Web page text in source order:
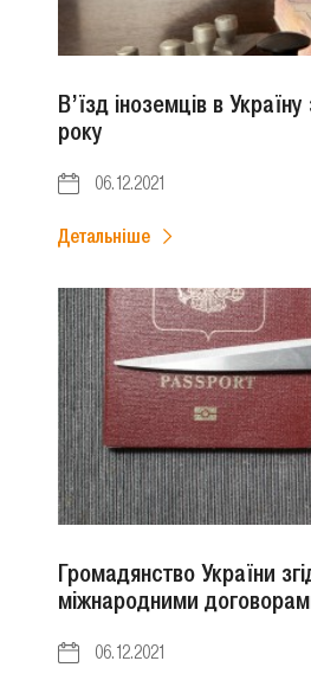
В’їзд іноземців в
року
06.12.2021
Детальніше
Громадянство України
міжнародними
06.12.2021